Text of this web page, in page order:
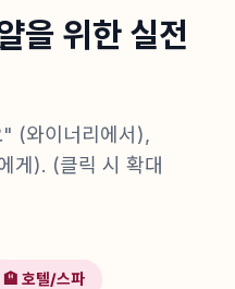
을 위한 실전
(와이너리에서),
게). (클릭 시 확대
🏨 호텔/스파